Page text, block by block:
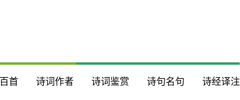
首 诗词作者 诗词鉴赏 诗句名句 诗经译注